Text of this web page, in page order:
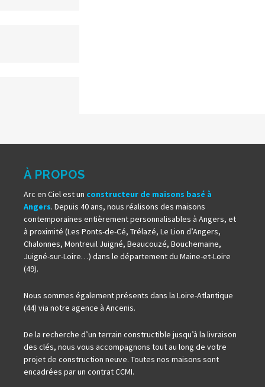
À PROPOS
Arc en Ciel est un constructeur de maisons basé à
Angers. Depuis 40 ans, nous réalisons des maisons
contemporaines entièrement personnalisables à Angers, et
à proximité (Les Ponts-de-Cé, Trélazé, Le Lion d’Angers,
Chalonnes, Montreuil Juigné, Beaucouzé, Bouchemaine,
Juigné-sur-Loire…) dans le département du Maine-et-Loire
(49).
Nous sommes également présents dans la Loire-Atlantique
(44) via notre agence à Ancenis.
De la recherche d’un terrain constructible jusqu’à la livraison
des clés, nous vous accompagnons tout au long de votre
projet de construction neuve. Toutes nos maisons sont
encadrées par un contrat CCMI.